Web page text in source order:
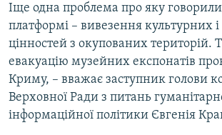
Іще одна проблема про яку
платформі – вивезення культурних
цінностей з окупованих територій.
евакуацію музейних експонатів
Криму, – вважає заступник голови
Верховної Ради з питань
інформаційної політики Євгенія